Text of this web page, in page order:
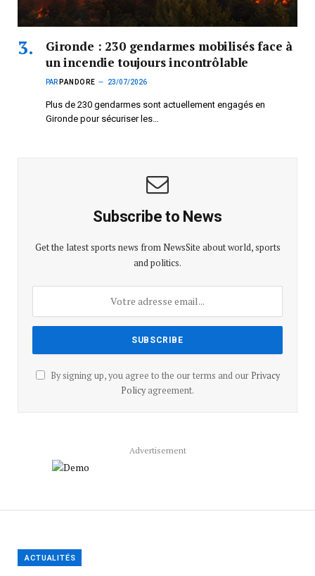
Gironde : 230 gendarmes mobilisés face à
un incendie toujours incontrôlable
PAR PANDORE 23/07/2026
Plus de 230 gendarmes sont actuellement engagés en
Gironde pour sécuriser les…
Subscribe to News
Get the latest sports news from NewsSite about world, sports
and politics.
By signing up, you agree to the our terms and our Privacy
Policyagreement.
Advertisement
ACTUALITÉS